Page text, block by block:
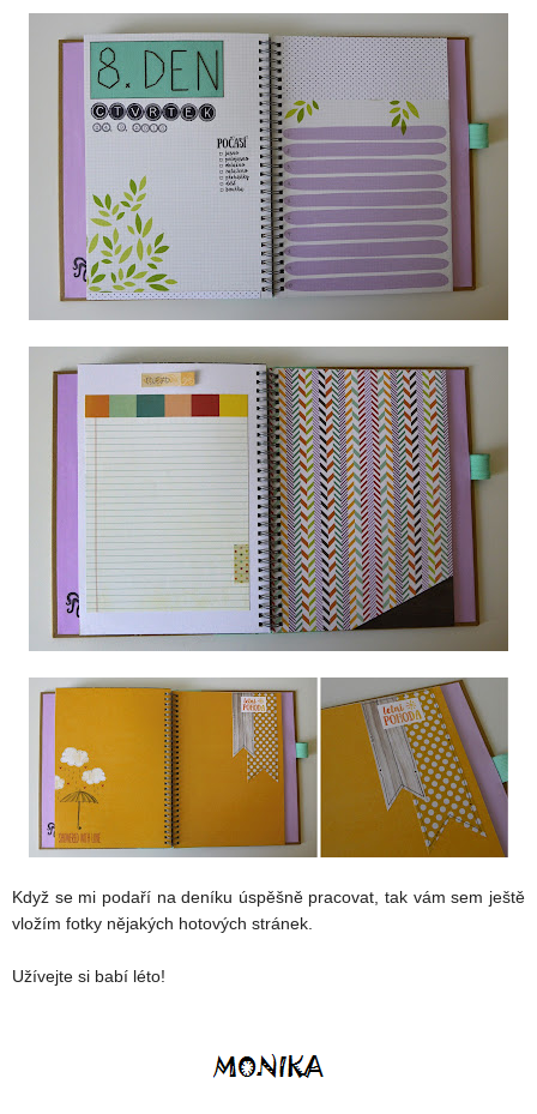
Když se mi podaří na deníku úspěšně pracovat, tak vám sem ještě
vložím fotky nějakých hotových stránek.
Užívejte si babí léto!